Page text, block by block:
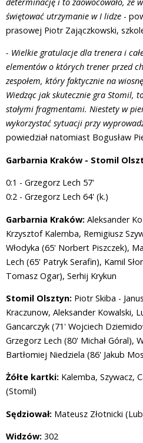
świętować utrzymanie w I lidze -
prasowej Piotr Zajączkowski,
- Wielkie gratulacje dla trenera i
elementów o których trener przed
zespołem, który faktycznie na
Wiedząc jak skutecznie gra Stomil,
stałymi fragmentami. Niestety w
wykorzystać sytuacji przy
powiedział natomiast Bogusław
Garbarnia Kraków - Stomil
0:1 - Grzegorz Lech 57'
0:2 - Grzegorz Lech 64' (k.)
Garbarnia Kraków: Aleksander
Krzysztof Kalemba, Remigiusz
Włodyka (65' Norbert Piszczek),
Lech (65' Patryk Serafin), Kamil
Tomasz Ogar), Serhij Krykun
Stomil Olsztyn: Piotr Skiba -
Kraczunow, Aleksander Kowalski,
Gancarczyk (71' Wojciech
Grzegorz Lech (80' Michał Góral),
Bartłomiej Niedziela (86' Jakub
Żółte kartki: Kalemba, Szywacz,
(Stomil)
Sędziował: Mateusz Złotnicki
Widzów: 302